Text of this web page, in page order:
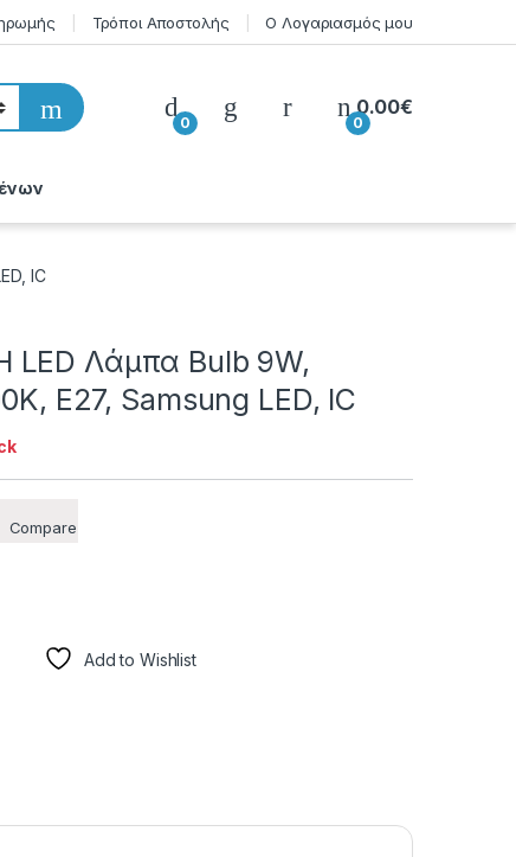
Τρόποι Αποστολής Ο Λογαριασμός μου
0 0
0.00€
IC
LED Λάμπα Bulb 9W,
E27, Samsung LED, IC
Compare
Add to Wishlist